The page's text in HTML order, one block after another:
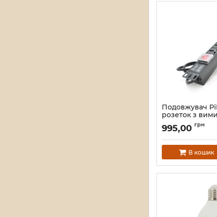
Подовжувач
розеток з
1U 19",
чорний
м, Q25
Артикул:
995,00 грн
В кошик